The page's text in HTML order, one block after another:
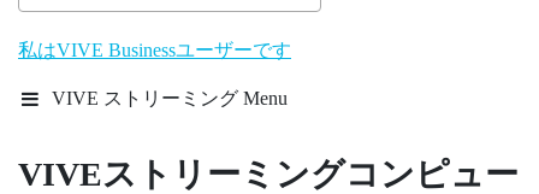
私はVIVE Businessユーザーです
VIVE ストリーミング Menu
VIVEストリーミングコンピュー